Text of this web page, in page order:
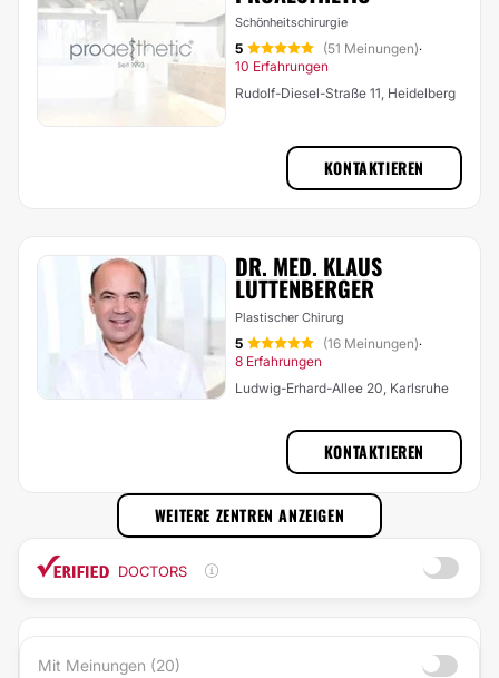
Schönheitschirurgie
5 (51 Meinungen)·
10 Erfahrungen
Rudolf-Diesel-Straße 11, Heidelberg
KONTAKTIEREN
DR. MED. KLAUS
LUTTENBERGER
Plastischer Chirurg
5 (16 Meinungen)·
8 Erfahrungen
Ludwig-Erhard-Allee 20, Karlsruhe
KONTAKTIEREN
WEITERE ZENTREN ANZEIGEN
DOCTORS
Mit Meinungen (20)